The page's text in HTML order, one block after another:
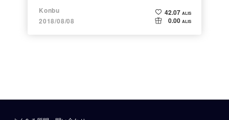
Konbu
2018/08/08
42.07 ALIS
0.00 ALIS